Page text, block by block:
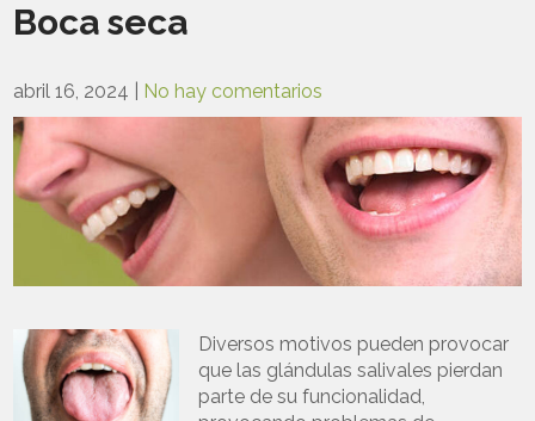
Boca seca
abril 16, 2024 No hay comentarios
Diversos motivos pueden provocar
que las glándulas salivales pierdan
parte de su funcionalidad,